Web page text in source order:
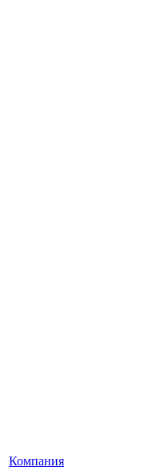
Компания